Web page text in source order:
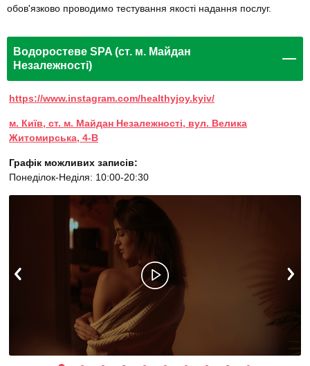
обов'язково проводимо тестування якості надання послуг.
Водоростеве SPA (ст. м. Майдан
Незалежності)
https://www.instagram.com/healthyjoy.kyiv/
м. Київ, ст. м. Майдан Незалежності, вул. Велика
Житомирська, 4-В
Графік можливих записів:
Понеділок-Неділя: 10:00-20:30